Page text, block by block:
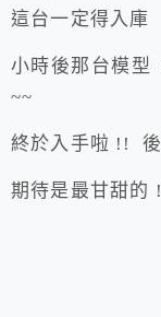
這台一定得入
小時後那台模
~~
終於入手啦 !!
期待是最甘甜的